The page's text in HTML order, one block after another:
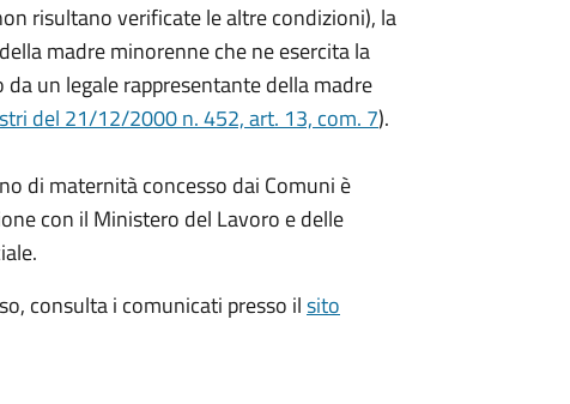
risultano verificate le altre condizioni), la
madre minorenne che ne esercita la
un legale rappresentante della madre
del 21/12/2000 n. 452, art. 13, com. 7).
di maternità concesso dai Comuni è
con il Ministero del Lavoro e delle
consulta i comunicati presso ilsito